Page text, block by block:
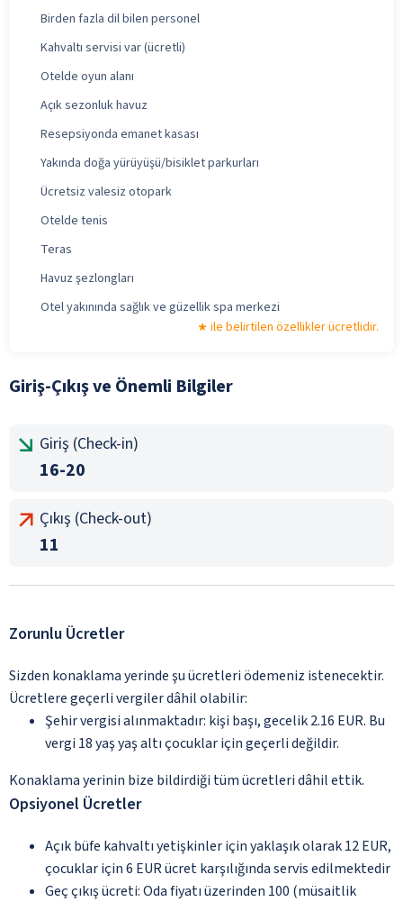
Birden fazla dil bilen personel
Kahvaltı servisi var (ücretli)
Otelde oyun alanı
Açık sezonluk havuz
Resepsiyonda emanet kasası
Yakında doğa yürüyüşü/bisiklet parkurları
Ücretsiz valesiz otopark
Otelde tenis
Teras
Havuz şezlongları
Otel yakınında sağlık ve güzellik spa merkezi
ile belirtilen özellikler ücretlidir.
Giriş-Çıkış ve Önemli Bilgiler
Giriş (Check-in)
16-20
Çıkış (Check-out)
11
Zorunlu Ücretler
Sizden konaklama yerinde şu ücretleri ödemeniz istenecektir.
Ücretlere geçerli vergiler dâhil olabilir:
Şehir vergisi alınmaktadır: kişi başı, gecelik 2.16 EUR. Bu
vergi 18 yaş yaş altı çocuklar için geçerli değildir.
Konaklama yerinin bize bildirdiği tüm ücretleri dâhil ettik.
Opsiyonel Ücretler
Açık büfe kahvaltı yetişkinler için yaklaşık olarak 12 EUR,
çocuklar için 6 EUR ücret karşılığında servis edilmektedir
Geç çıkış ücreti: Oda fiyatı üzerinden 100 (müsaitlik